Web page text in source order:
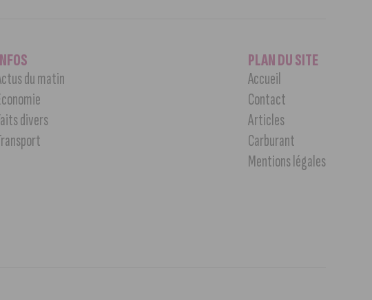
du matin
divers
PLAN DU SITE
Accueil
Contact
Articles
Carburant
Mentions légales